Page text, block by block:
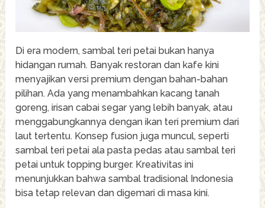
Di era modern, sambal teri petai bukan hanya
hidangan rumah. Banyak restoran dan kafe kini
menyajikan versi premium dengan bahan-bahan
pilihan. Ada yang menambahkan kacang tanah
goreng, irisan cabai segar yang lebih banyak, atau
menggabungkannya dengan ikan teri premium dari
laut tertentu. Konsep fusion juga muncul, seperti
sambal teri petai ala pasta pedas atau sambal teri
petai untuk topping burger. Kreativitas ini
menunjukkan bahwa sambal tradisional Indonesia
bisa tetap relevan dan digemari di masa kini.